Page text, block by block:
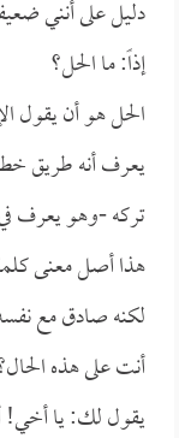
دليل على أنني
إذاً: ما الحل؟
الحل هو أن يقول
يعرف أنه طريق
تركه -وهو يعرف
هذا أصل معنى
لكنه صادق مع
أنت على هذه
يقول لك: يا أخي!